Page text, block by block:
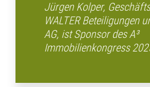
Jürgen Kolper,
WALTER Beteiligungen
AG, ist Sponsor des A³
Immobilienkongress